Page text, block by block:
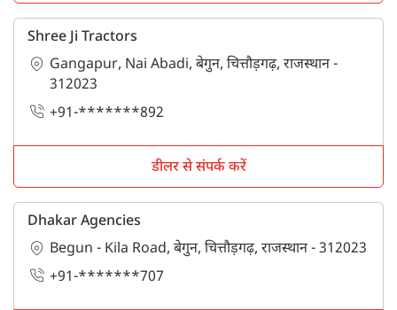
Shree Ji Tractors
Gangapur, Nai Abadi, बेगुन, चित्तौड़गढ़, राजस्थान -
312023
+91-*******892
डीलर से संपर्क करें
Dhakar Agencies
Begun - Kila Road, बेगुन, चित्तौड़गढ़, राजस्थान - 312023
+91-*******707